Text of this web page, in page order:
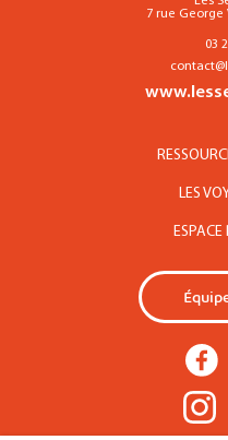
7 rue George
03
LES
ESPACE